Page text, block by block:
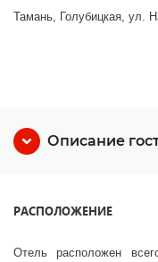
Тамань, Голубицкая, ул.
Описание
РАСПОЛОЖЕНИЕ
Отель расположен